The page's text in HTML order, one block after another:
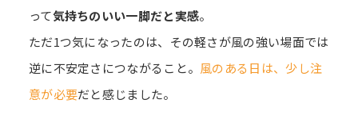
って気持ちのいい一脚だと実感。
ただ1つ気になったのは、その軽さが風の強い場面では
逆に不安定さにつながること。 風のある日は、少し注
意が必要だと感じました。